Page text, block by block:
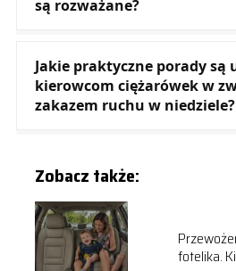
są rozważane?
Jakie praktyczne porady są
kierowcom ciężarówek w
zakazem ruchu w niedziele?
Zobacz także:
fotelika.